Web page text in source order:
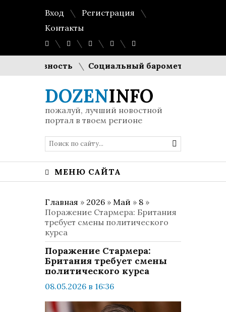
Вход
Регистрация
Контакты
Социальный барометр Европы:
DOZENINFO
пожалуй, лучший новостной
портал в твоем регионе
МЕНЮ САЙТА
Главная » 2026 » Май » 8 »
Поражение Стармера: Британия
требует смены политического
курса
Поражение Стармера:
Британия требует смены
политического курса
08.05.2026 в 16:36
комментариев: 0